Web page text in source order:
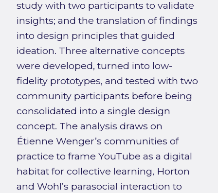
study with two participants to validate
insights; and the translation of findings
into design principles that guided
ideation. Three alternative concepts
were developed, turned into low-
fidelity prototypes, and tested with two
community participants before being
consolidated into a single design
concept. The analysis draws on
Étienne Wenger’s communities of
practice to frame YouTube as a digital
habitat for collective learning, Horton
and Wohl’s parasocial interaction to